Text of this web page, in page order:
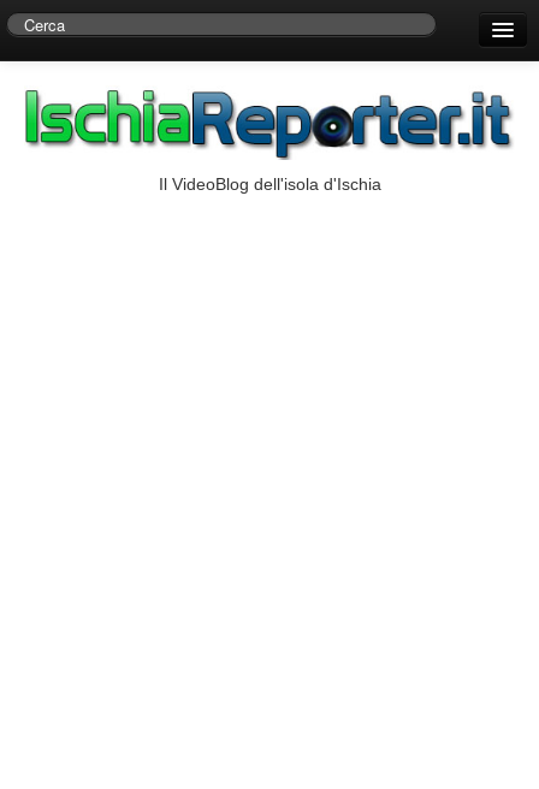
Centro di Ricerche Storiche D’Ambra
Il VideoBlog dell'isola d'Ischia